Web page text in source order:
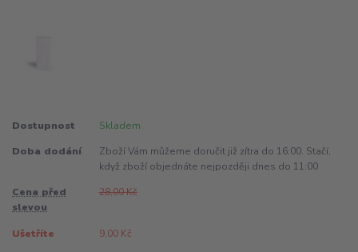
Dostupnost Skladem
Doba dodání
Zboží Vám můžeme doručit již zítra do 16:00. Stačí,
když zboží objednáte nejpozději dnes do 11:00
Cena před
slevou
28,00 Kč
Ušetříte 9,00 Kč